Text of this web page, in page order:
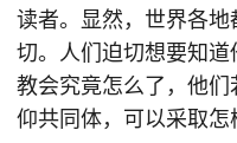
读者。显然，世界各
切。人们迫切想要知
教会究竟怎么了，他
仰共同体，可以采取怎